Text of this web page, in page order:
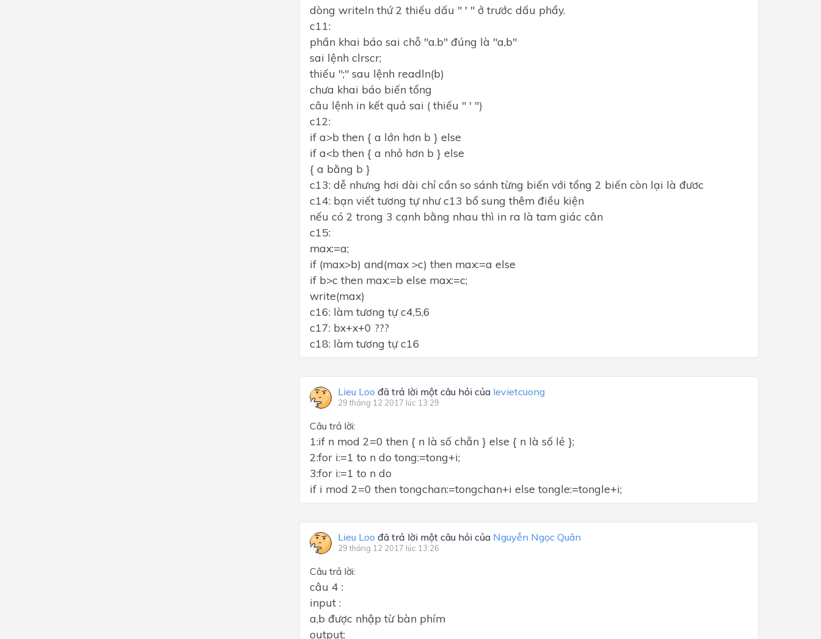
dòng writeln thứ 2 thiếu dấu " ' " ở trước dấu phẩy.
c11:
phần khai báo sai chỗ "a.b" đúng là "a,b"
sai lệnh clrscr;
thiếu ";" sau lệnh readln(b)
chưa khai báo biến tổng
câu lệnh in kết quả sai ( thiếu " ' ")
c12:
if a>b then { a lớn hơn b } else
if a<b then { a nhỏ hơn b } else
{ a bằng b }
c13: dễ nhưng hơi dài chỉ cần so sánh từng biến với tổng 2 biến còn lại là đươc
c14: bạn viết tương tự như c13 bổ sung thêm điều kiện
nếu có 2 trong 3 cạnh bằng nhau thì in ra là tam giác cân
c15:
max:=a;
if (max>b) and(max >c) then max:=a else
if b>c then max:=b else max:=c;
write(max)
c16: làm tương tự c4,5,6
c17: bx+x+0 ???
c18: làm tương tự c16
Lieu Loo đã trả lời một câu hỏi của levietcuong
29 tháng 12 2017 lúc 13:29
Câu trả lời:
1:if n mod 2=0 then { n là số chẵn } else { n là số lẻ };
2:for i:=1 to n do tong:=tong+i;
3:for i:=1 to n do
if i mod 2=0 then tongchan:=tongchan+i else tongle:=tongle+i;
Lieu Loo đã trả lời một câu hỏi của Nguyễn Ngọc Quân
29 tháng 12 2017 lúc 13:26
Câu trả lời:
câu 4 :
input :
a,b được nhập từ bàn phím
output: